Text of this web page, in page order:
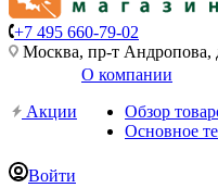
+7 495 660-79-02
Москва, пр-т Андропова,
Акции
О компании
Обзор
Основное
Войти